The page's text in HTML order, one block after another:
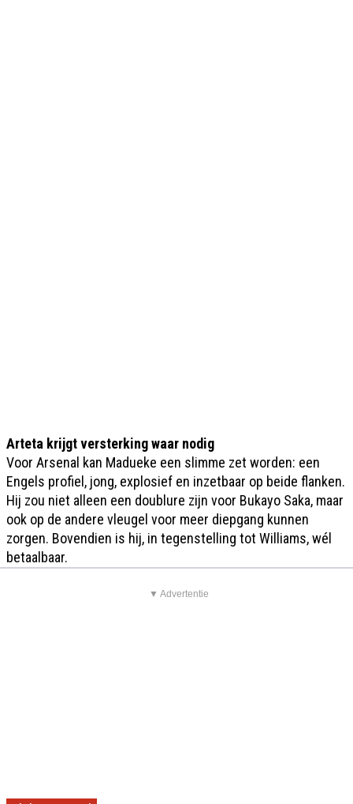
Arteta krijgt versterking waar nodig
Voor Arsenal kan Madueke een slimme zet worden: een
Engels profiel, jong, explosief en inzetbaar op beide flanken.
Hij zou niet alleen een doublure zijn voor Bukayo Saka, maar
ook op de andere vleugel voor meer diepgang kunnen
zorgen. Bovendien is hij, in tegenstelling tot Williams, wél
betaalbaar.
▼ Advertentie